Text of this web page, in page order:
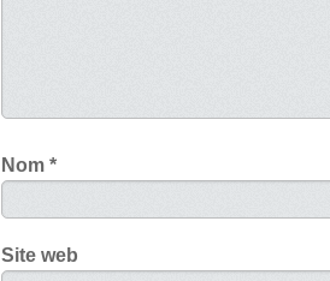
Nom*
Site web